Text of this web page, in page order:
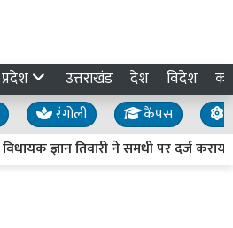
उत्तराखंड देश विदेश
रंगोली कैंपस
ज्ञान तिवारी ने समधी पर दर्ज